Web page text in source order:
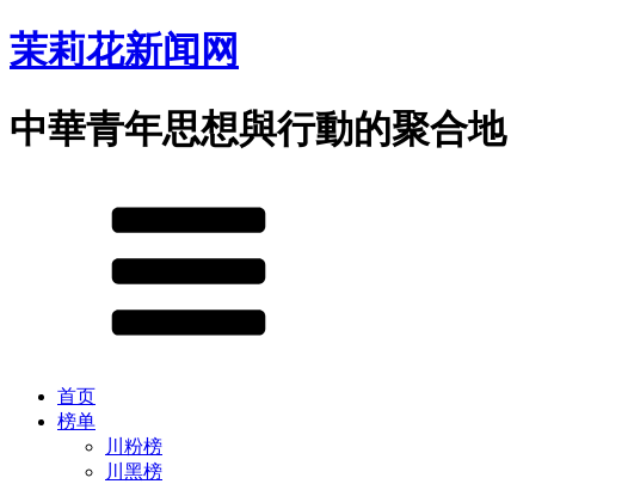
茉莉花新闻网
中華青年思想與行動的聚合地
首页
榜单
川粉榜
川黑榜